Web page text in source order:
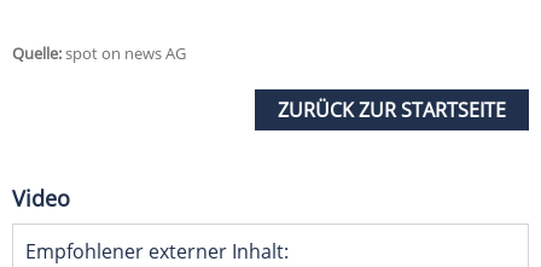
Quelle:spot on news AG
ZURÜCK ZUR STARTSEITE
Video
Empfohlener externer Inhalt: